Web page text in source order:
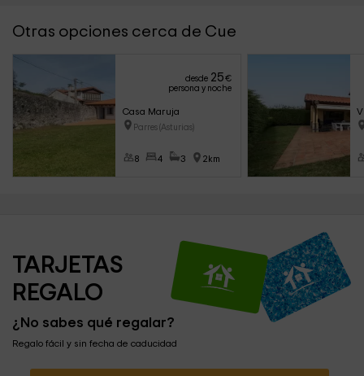
Otras opciones cerca de Cue
desde 25€
persona y noche
Casa Maruja
Parres (Asturias)
8 4 3 2km
TARJETAS
REGALO
¿No sabes qué regalar?
Regalo fácil y sin fecha de caducidad